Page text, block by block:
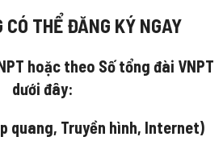
CÓ THỂ ĐĂNG KÝ NGAY
hoặc theo Số tổng đài VNPT
dưới đây:
quang, Truyền hình, Internet)